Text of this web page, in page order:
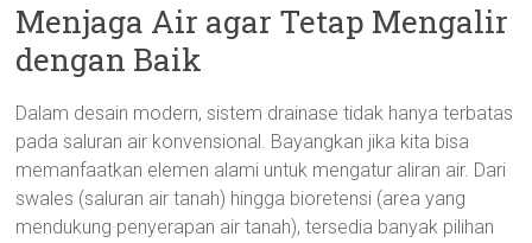
Menjaga Air agar Tetap Mengalir
dengan Baik
Dalam desain modern, sistem drainase tidak hanya terbatas
pada saluran air konvensional. Bayangkan jika kita bisa
memanfaatkan elemen alami untuk mengatur aliran air. Dari
swales (saluran air tanah) hingga bioretensi (area yang
mendukung penyerapan air tanah), tersedia banyak pilihan